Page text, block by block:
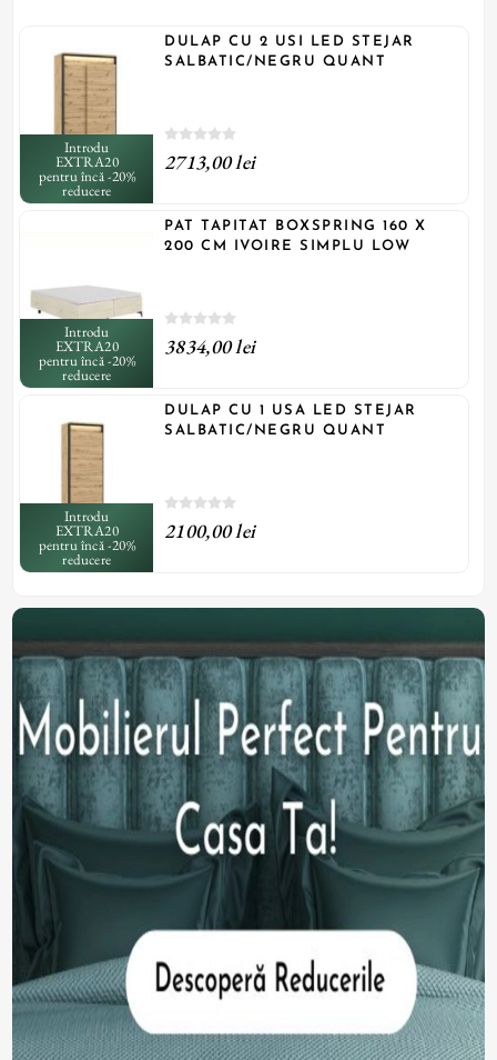
Introdu
EXTRA20
pentru încă -20%
reducere
DULAP CU 2 USI LED STEJAR
SALBATIC/NEGRU QUANT
2713,00 lei
Introdu
EXTRA20
pentru încă -20%
reducere
PAT TAPITAT BOXSPRING 160 X
200 CM IVOIRE SIMPLU LOW
3834,00 lei
Introdu
EXTRA20
pentru încă -20%
reducere
DULAP CU 1 USA LED STEJAR
SALBATIC/NEGRU QUANT
2100,00 lei